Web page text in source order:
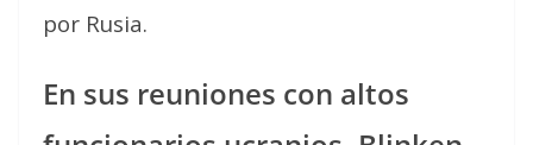
por Rusia.
En sus reuniones con altos